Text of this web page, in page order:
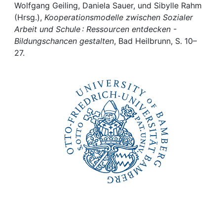
Help
Wolfgang Geiling, Daniela Sauer, und Sibylle Rahm
(Hrsg.), Kooperationsmodelle zwischen Sozialer
Arbeit und Schule : Ressourcen entdecken -
Bildungschancen gestalten, Bad Heilbrunn, S. 10–
27.